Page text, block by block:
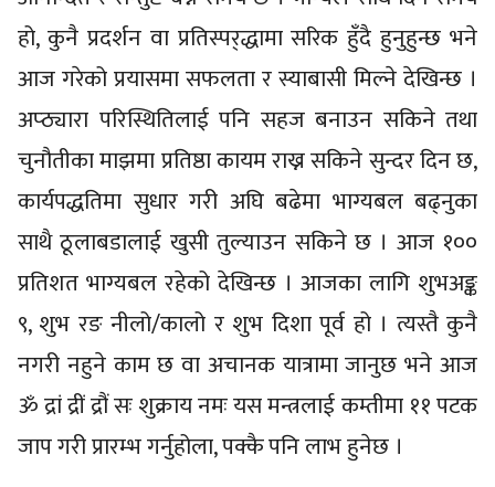
हो, कुनै प्रदर्शन वा प्रतिस्पर्‌द्धामा सरिक हुँदै हुनुहुन्छ भने
आज गरेको प्रयासमा सफलता र स्याबासी मिल्ने देखिन्छ ।
अप्ठ्यारा परिस्थितिलाई पनि सहज बनाउन सकिने तथा
चुनौतीका माझमा प्रतिष्ठा कायम राख्न सकिने सुन्दर दिन छ,
कार्यपद्धतिमा सुधार गरी अघि बढेमा भाग्यबल बढ्नुका
साथै ठूलाबडालाई खुसी तुल्याउन सकिने छ । आज १००
प्रतिशत भाग्यबल रहेको देखिन्छ । आजका लागि शुभअङ्क
९, शुभ रङ नीलो/कालो र शुभ दिशा पूर्व हो । त्यस्तै कुनै
नगरी नहुने काम छ वा अचानक यात्रामा जानुछ भने आज
ॐ द्रां द्रीं द्रौं सः शुक्राय नमः यस मन्त्रलाई कम्तीमा ११ पटक
जाप गरी प्रारम्भ गर्नुहोला, पक्कै पनि लाभ हुनेछ ।